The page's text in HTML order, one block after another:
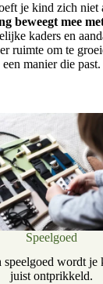
je kind zich niet
beweegt mee
kaders en
ruimte om te
een manier die past.
Speelgoed
speelgoed wordt
juist ontprikkeld.